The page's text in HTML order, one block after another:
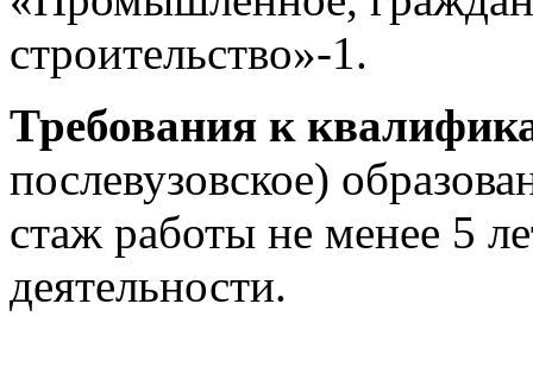
строительство»-1.
Требования к
послевузовское)
стаж работы не менее 5
деятельности.